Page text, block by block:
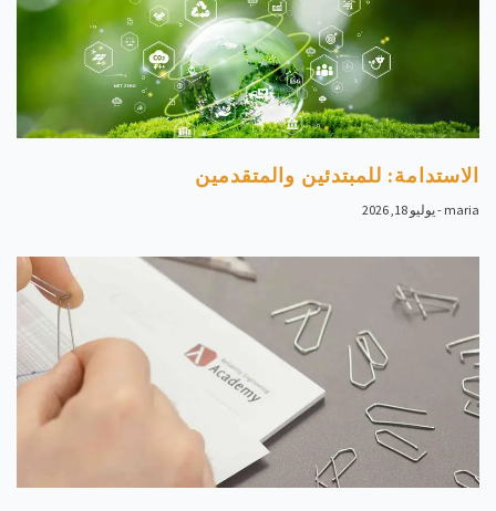
الاستدامة: للمبتدئين والمتقدمين
maria يوليو 18, 2026